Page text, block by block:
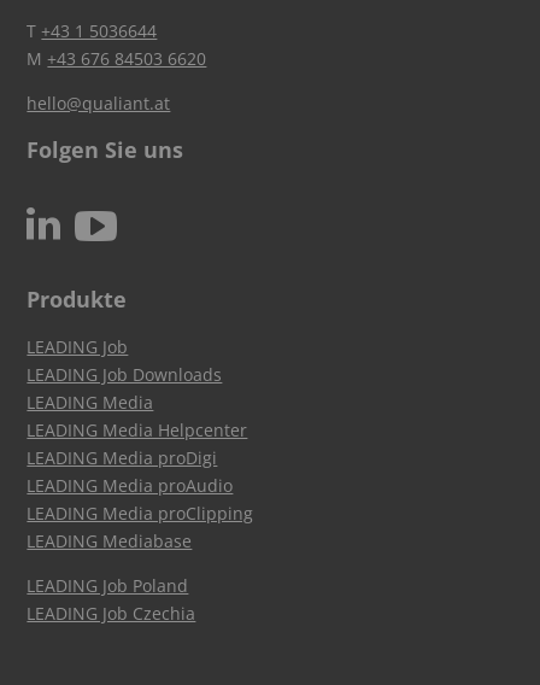
T+43 1 5036644
M+43 676 84503 6620
hello@qualiant.at
Folgen Sie uns
N c
Produkte
LEADING Job
LEADING Job Downloads
LEADING Media
LEADING Media Helpcenter
LEADING Media proDigi
LEADING Media proAudio
LEADING Media proClipping
LEADING Mediabase
LEADING Job Poland
LEADING Job Czechia